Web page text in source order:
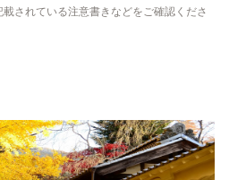
されている注意書きなどをご確認くださ